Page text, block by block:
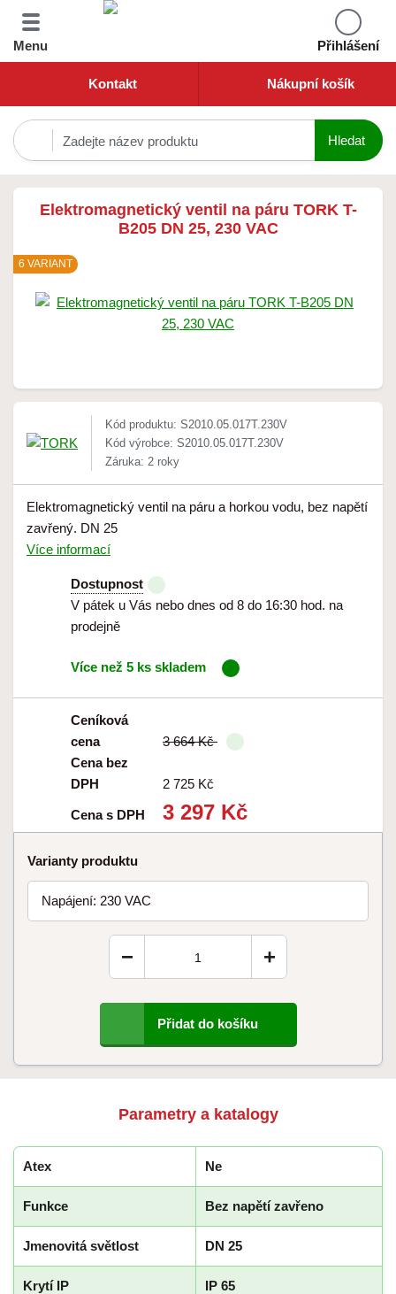
Menu Přihlášení
Kontakt Nákupní košík
Elektromagnetický ventil na páru TORK T-
B205 DN 25, 230 VAC
6 VARIANT
Kód produktu: S2010.05.017T.230V
Kód výrobce: S2010.05.017T.230V
Záruka: 2 roky
Elektromagnetický ventil na páru a horkou vodu, bez napětí
zavřený. DN 25
Více informací
Dostupnost
V pátek u Vás nebo dnes od 8 do 16:30 hod. na
prodejně
Více než 5 ks skladem
Ceníková
cena
3 664 Kč
Cena bez
DPH
2 725 Kč
Cena s DPH 3 297 Kč
Varianty produktu
Napájení: 230 VAC
+
−
Přidat do košíku
Parametry a katalogy
Atex Ne
Funkce Bez napětí zavřeno
Jmenovitá světlost DN 25
Krytí IP IP 65